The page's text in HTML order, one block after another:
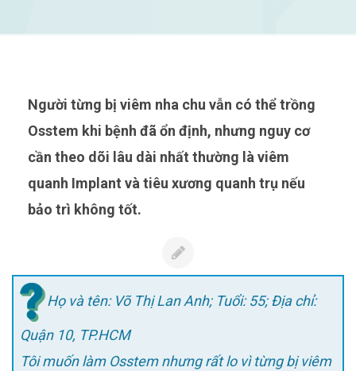
Người từng bị viêm nha chu vẫn có thể trồng
Osstem khi bệnh đã ổn định, nhưng nguy cơ
cần theo dõi lâu dài nhất thường là viêm
quanh Implant và tiêu xương quanh trụ nếu
bảo trì không tốt.
Họ và tên: Võ Thị Lan Anh; Tuổi: 55; Địa chỉ:
Quận 10, TP.HCM
Tôi muốn làm Osstem nhưng rất lo vì từng bị viêm